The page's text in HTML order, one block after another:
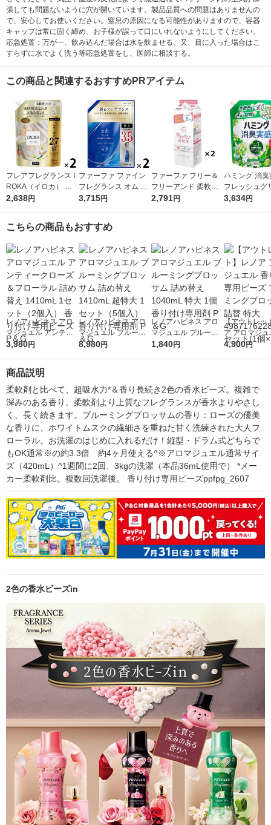
張しても問題ないように穴が開いています。製品品質への問題はありませんの
で、安心してお使いください。窒息の原因になる可能性がありますので、容器
キャップは常に固く締め、お子様が誤って口にいれないようにしてください。
応急処置：万が一、飲み込んだ場合は水を飲ませる、又、目に入った場合はこ
すらずに水でよく洗う等応急処置をし、医師に相談する。
この商品と関連するおすすめPRアイテム
フレアフレグランス I
ROKA（イロカ） ネ
イキッドリリー 柔軟
花王
2,638円
ファーファ ファイン
フレグランス オム 詰
め替え 特大 2000mL
3,715円
ファーファ フリー＆
フリーアンド 柔軟剤
無香料 詰め替え 1500
2,791円
ハミング 消臭
フレッシュグ
香り 超特大
3,634円
こちらの商品もおすすめ
レノアハピネス アロ
マジュエル アンティ
ークローズ＆フローラ
り付け専用ビーズ P＆
G
3,980円
レノアハピネス アロ
マジュエル ブルーミ
ングブロッサム 詰め
8,980円
レノアハピネス アロ
マジュエル ブルーミ
ングブロッサム 詰め
1,840円
【アウトレッ
ア アロマジ
り付け専用ビ
4,900円
商品説明
柔軟剤と比べて、超吸水力*＆香り長続き2色の香水ビーズ。複雑で
深みのある香り。柔軟剤より上質なフレグランスが香水よりやさし
く、長く続きます。ブルーミングブロッサムの香り：ローズの優美
な香りに、ホワイトムスクの繊細さを重ねた甘く洗練された大人フ
ローラル。お洗濯のはじめに入れるだけ！縦型・ドラム式どちらで
もOK通常※の約3.3倍　約4ヶ月使える^※アロマジュエル通常サイ
ズ（420mL）^1週間に2回、3kgの洗濯（本品36mL使用で） *メー
カー柔軟剤比。複数回洗濯後。 香り付け専用ビーズppfpg_2607
2色の香水ビーズin